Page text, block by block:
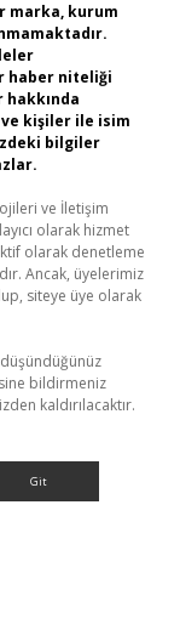
marka, kurum
haber niteliği
ve kişiler ile isim
bilgiler
ve İletişim
olarak hizmet
olarak denetleme
Ancak, üyelerimiz
siteye üye olarak
bildirmeniz
kaldırılacaktır.